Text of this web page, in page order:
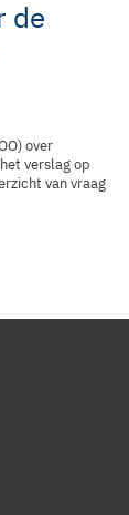
de
over
verslag op
van vraag